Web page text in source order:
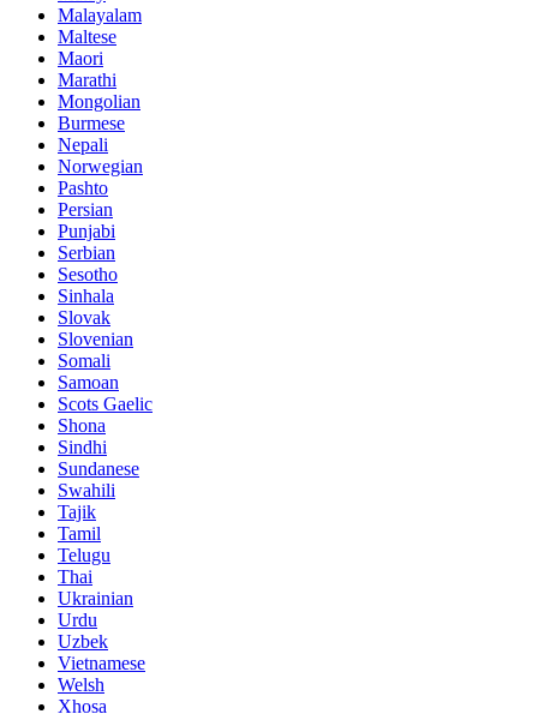
Malayalam
Maltese
Maori
Marathi
Mongolian
Burmese
Nepali
Norwegian
Pashto
Persian
Punjabi
Serbian
Sesotho
Sinhala
Slovak
Slovenian
Somali
Samoan
Scots Gaelic
Shona
Sindhi
Sundanese
Swahili
Tajik
Tamil
Telugu
Thai
Ukrainian
Urdu
Uzbek
Vietnamese
Welsh
Xhosa